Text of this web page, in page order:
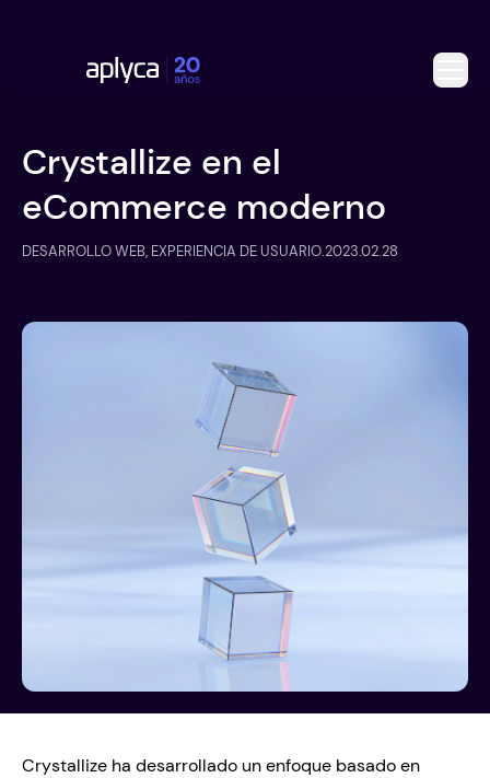
Crystallize en el
eCommerce moderno
DESARROLLO WEB, EXPERIENCIA DE USUARIO.2023.02.28
Crystallize ha desarrollado un enfoque basado en